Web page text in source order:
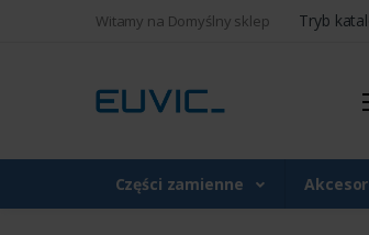
Witamy na Domyślny sklep Tryb
Części zamienne